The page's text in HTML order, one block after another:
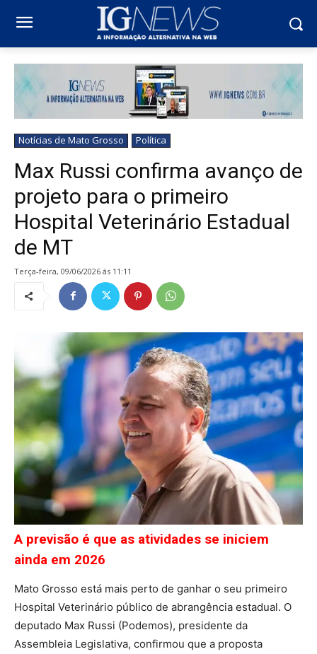
Notícias de Mato Grosso Política
Max Russi confirma avanço de
projeto para o primeiro
Hospital Veterinário Estadual
de MT
terça-feira, 09/06/2026 ás 11:11
A previsão é que as atividades se iniciem
ainda em 2026
Mato Grosso está mais perto de ganhar o seu primeiro
Hospital Veterinário público de abrangência estadual. O
deputado Max Russi (Podemos), presidente da
Assembleia Legislativa, confirmou que a proposta